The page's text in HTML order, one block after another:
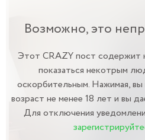
Возможно, это
Этот CRAZY пост содержит
показаться некотрым
оскорбительным. Нажимая,
возраст не менее 18 лет и вы
Для отключения